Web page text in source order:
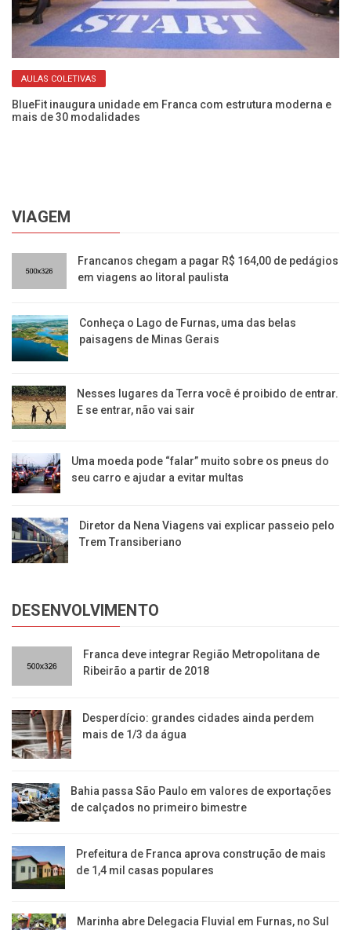
AULAS COLETIVAS
BlueFit inaugura unidade em Franca com estrutura moderna e
mais de 30 modalidades
VIAGEM
​Francanos chegam a pagar R$ 164,00 de pedágios
em viagens ao litoral paulista
Conheça o Lago de Furnas, uma das belas
paisagens de Minas Gerais
Nesses lugares da Terra você é proibido de entrar.
E se entrar, não vai sair
Uma moeda pode “falar” muito sobre os pneus do
seu carro e ajudar a evitar multas
Diretor da Nena Viagens vai explicar passeio pelo
Trem Transiberiano
DESENVOLVIMENTO
Franca deve integrar Região Metropolitana de
Ribeirão a partir de 2018
Desperdício: grandes cidades ainda perdem
mais de 1/3 da água
Bahia passa São Paulo em valores de exportações
de calçados no primeiro bimestre
Prefeitura de Franca aprova construção de mais
de 1,4 mil casas populares
Marinha abre Delegacia Fluvial em Furnas, no Sul